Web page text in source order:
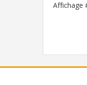
Affichage